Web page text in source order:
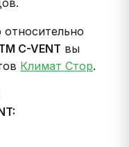
C-VENT вы
Климат Стор.